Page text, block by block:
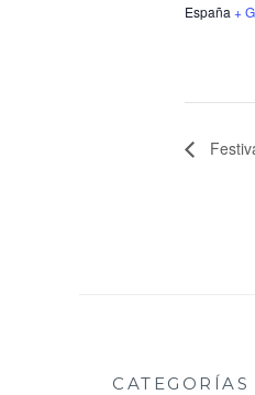
España +
CATEGORÍAS